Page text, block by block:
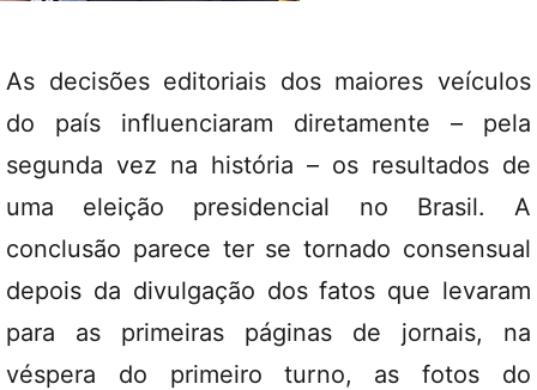
As decisões editoriais dos maiores veículos
do país influenciaram diretamente – pela
segunda vez na história – os resultados de
uma eleição presidencial no Brasil. A
conclusão parece ter se tornado consensual
depois da divulgação dos fatos que levaram
para as primeiras páginas de jornais, na
véspera do primeiro turno, as fotos do